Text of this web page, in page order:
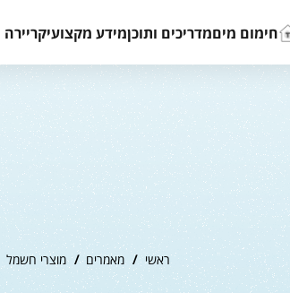
חימום מיםמדריכים ותוכןמידע מקצועיקריירה
ראשי / מאמרים / מוצרי חשמל